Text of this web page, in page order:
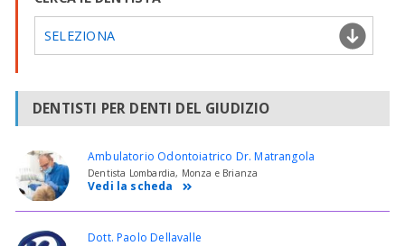
SELEZIONA
DENTISTI PER DENTI DEL GIUDIZIO
Ambulatorio Odontoiatrico Dr. Matrangola
Dentista Lombardia, Monza e Brianza
Vedi la scheda
Dott. Paolo Dellavalle